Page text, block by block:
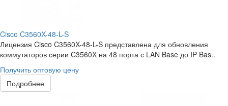
Cisco C3560X-48-L-S
Лицензия Cisco C3560X-48-L-S представлена для обновления
коммутаторов серии C3560X на 48 порта с LAN Base до IP Bas..
Получить оптовую цену
Подробнее